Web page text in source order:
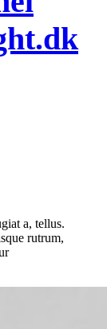
a, tellus.
rutrum,